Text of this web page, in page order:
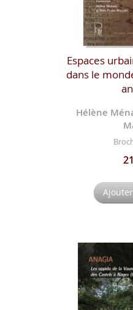
Espaces
dans le
Hélène